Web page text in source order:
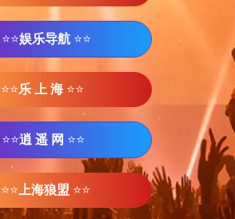
⭐⭐娱乐导航 ⭐⭐
⭐⭐乐 上 海 ⭐⭐
⭐⭐逍 遥 网 ⭐⭐
⭐⭐ 上海狼盟 ⭐⭐